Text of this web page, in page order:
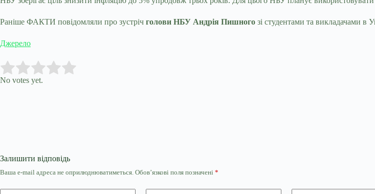
Раніше ФАКТИ повідомляли про зустріч голови НБУ Андрія Пишного зі студентами та викладачами в
Джерело
Rate this item:
No votes yet.
Залишити відповідь
Ваша e-mail адреса не оприлюднюватиметься. Обов’язкові поля позначені *